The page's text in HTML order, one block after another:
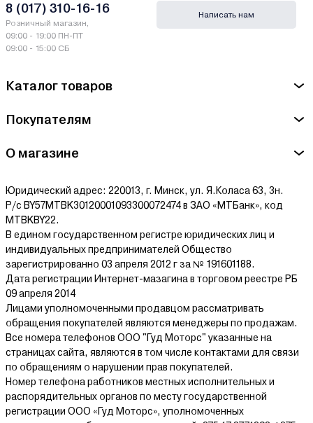
Каталог товаров
Покупателям
О магазине
Юридический адрес: 220013, г. Минск, ул. Я.Коласа 63, 3н.
Р/с BY57MTBK30120001093300072474 в ЗАО «МТБанк», код
MTBKBY22.
В едином государственном регистре юридических лиц и
индивидуальных предпринимателей Общество
зарегистрированно 03 апреля 2012 г за № 191601188.
Дата регистрации Интернет-мазагина в торговом реестре РБ
09 апреля 2014
Лицами уполномоченными продавцом рассматривать
обращения покупателей являются менеджеры по продажам.
Все номера телефонов ООО "Гуд Моторс" указанные на
страницах сайта, являются в том числе контактами для связи
по обращениям о нарушении прав покупателей.
Номер телефона работников местных исполнительных и
распорядительных органов по месту государственной
регистрации ООО «Гуд Моторс», уполномоченных
8 (017) 310-16-16
Розничный магазин,
09:00 - 19:00 ПН-ПТ
09:00 - 15:00 СБ
Написать нам